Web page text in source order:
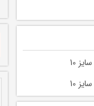
10
10